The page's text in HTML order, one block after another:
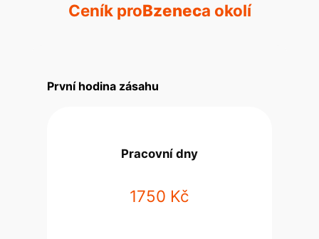
Ceník proBzeneca okolí
První hodina zásahu
Pracovní dny
1750 Kč